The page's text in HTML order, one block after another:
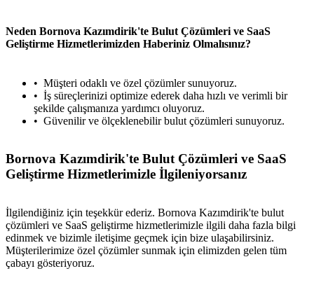
Neden Bornova Kazımdirik'te Bulut Çözümleri ve SaaS
Geliştirme Hizmetlerimizden Haberiniz Olmalısınız?
Müşteri odaklı ve özel çözümler sunuyoruz.
İş süreçlerinizi optimize ederek daha hızlı ve verimli bir
şekilde çalışmanıza yardımcı oluyoruz.
Güvenilir ve ölçeklenebilir bulut çözümleri sunuyoruz.
Bornova Kazımdirik'te Bulut Çözümleri ve SaaS
Geliştirme Hizmetlerimizle İlgileniyorsanız
İlgilendiğiniz için teşekkür ederiz. Bornova Kazımdirik'te bulut
çözümleri ve SaaS geliştirme hizmetlerimizle ilgili daha fazla bilgi
edinmek ve bizimle iletişime geçmek için bize ulaşabilirsiniz.
Müşterilerimize özel çözümler sunmak için elimizden gelen tüm
çabayı gösteriyoruz.